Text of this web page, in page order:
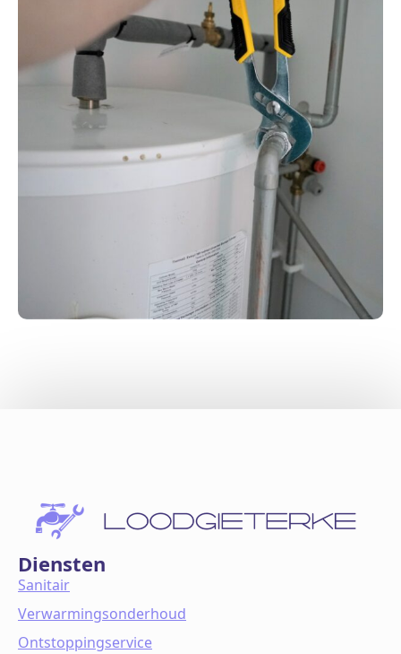
Diensten
Sanitair
Verwarmingsonderhoud
Ontstoppingservice